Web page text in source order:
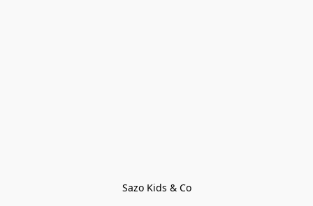
Sazo Kids & Co